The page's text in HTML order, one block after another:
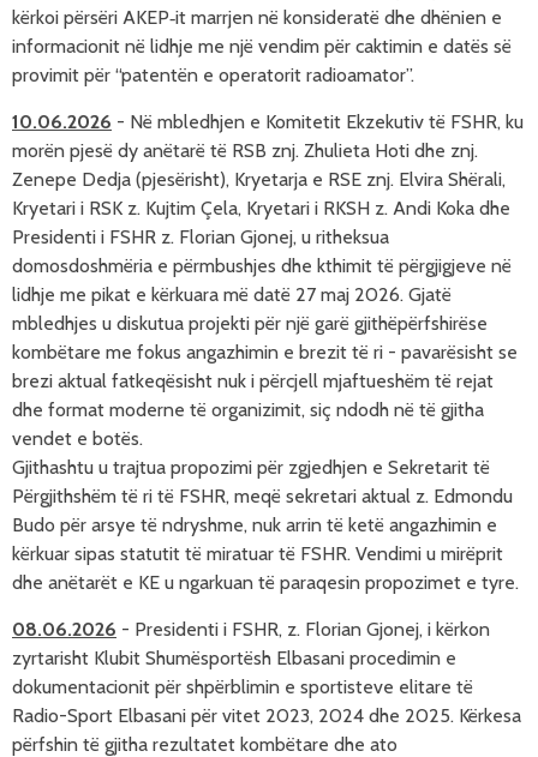
kërkoi përsëri AKEP‑it marrjen në konsideratë dhe dhënien e
informacionit në lidhje me një vendim për caktimin e datës së
provimit për “patentën e operatorit radioamator”.
10.06.2026 - Në mbledhjen e Komitetit Ekzekutiv të FSHR, ku
morën pjesë dy anëtarë të RSB znj. Zhulieta Hoti dhe znj.
Zenepe Dedja (pjesërisht), Kryetarja e RSE znj. Elvira Shërali,
Kryetari i RSK z. Kujtim Çela, Kryetari i RKSH z. Andi Koka dhe
Presidenti i FSHR z. Florian Gjonej, u ritheksua
domosdoshmëria e përmbushjes dhe kthimit të përgjigjeve në
lidhje me pikat e kërkuara më datë 27 maj 2026. Gjatë
mbledhjes u diskutua projekti për një garë gjithëpërfshirëse
kombëtare me fokus angazhimin e brezit të ri - pavarësisht se
brezi aktual fatkeqësisht nuk i përcjell mjaftueshëm të rejat
dhe format moderne të organizimit, siç ndodh në të gjitha
vendet e botës.
Gjithashtu u trajtua propozimi për zgjedhjen e Sekretarit të
Përgjithshëm të ri të FSHR, meqë sekretari aktual z. Edmondu
Budo për arsye të ndryshme, nuk arrin të ketë angazhimin e
kërkuar sipas statutit të miratuar të FSHR. Vendimi u mirëprit
dhe anëtarët e KE u ngarkuan të paraqesin propozimet e tyre.
08.06.2026 - Presidenti i FSHR, z. Florian Gjonej, i kërkon
zyrtarisht Klubit Shumësportësh Elbasani procedimin e
dokumentacionit për shpërblimin e sportisteve elitare të
Radio-Sport Elbasani për vitet 2023, 2024 dhe 2025. Kërkesa
përfshin të gjitha rezultatet kombëtare dhe ato